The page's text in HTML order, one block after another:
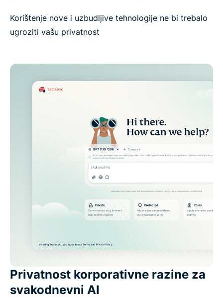
Korištenje nove i uzbudljive tehnologije ne bi trebalo
ugroziti vašu privatnost
Privatnost korporativne razine za
svakodnevni AI